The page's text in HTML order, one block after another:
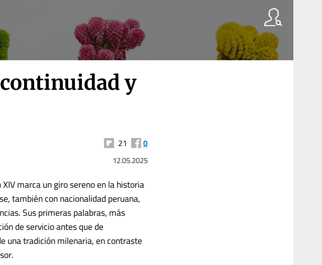
y
21 0
12.05.2025
marca un giro sereno en la historia
también con nacionalidad peruana,
Sus primeras palabras, más
de servicio antes que de
una tradición milenaria, en contraste